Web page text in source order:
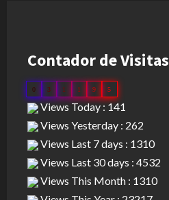
Contador de Visitas
0 3 1 1 9 5
Views Today : 141
Views Yesterday : 262
Views Last 7 days : 1310
Views Last 30 days : 4532
Views This Month : 1310